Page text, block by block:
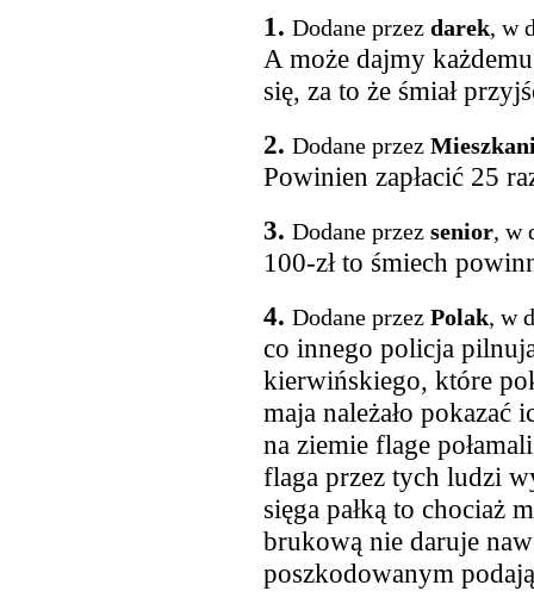
1. Dodane przez darek, w
A może dajmy
się, za to że śmiał
2. Dodane przez
Powinien zapłacić 25
3. Dodane przez senior, w
100-zł to śmiech
4. Dodane przez Polak, w
co innego policja
kierwińskiego, które
maja należało
na ziemie flage
flaga przez tych ludzi
sięga pałką to chociaż
brukową nie daruje
poszkodowanym